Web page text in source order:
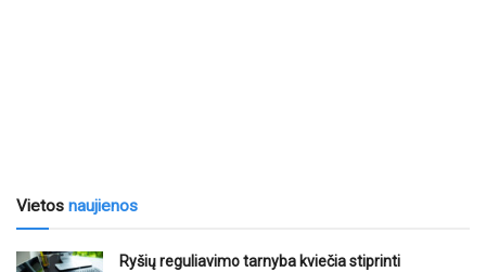
Vietos naujienos
Ryšių reguliavimo tarnyba kviečia stiprinti